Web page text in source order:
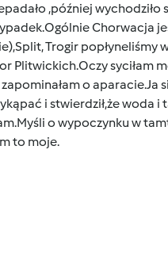
,później wychodziło
Chorwacja
Trogir popłyneliśmy
Plitwickich.Oczy syciłam
o aparacie.Ja
i stwierdził,że woda i
o wypoczynku w
to moje.